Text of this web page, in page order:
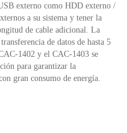
externo como HDD externo /
a su sistema y tener la
de cable adicional. La
de datos de hasta 5
1402 y el CAC-1403 se
para garantizar la
gran consumo de energía.